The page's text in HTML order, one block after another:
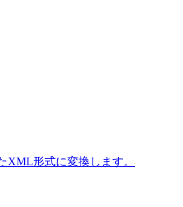
XML形式に変換します。